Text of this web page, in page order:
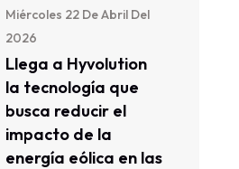
Miércoles 22 De Abril Del
2026
Llega a Hyvolution
la tecnología que
busca reducir el
impacto de la
energía eólica en las